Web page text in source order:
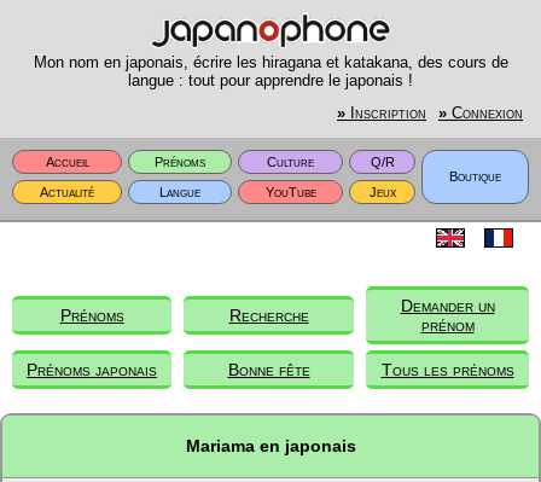
Mon nom en japonais, écrire les hiragana et katakana, des cours de
langue : tout pour apprendre le japonais !
» Inscription » Connexion
Accueil Prénoms Culture
Q/R
Boutique
Actualité
Langue YouTube Jeux
Prénoms Recherche
Demander un
prénom
Prénoms japonais Bonne fête Tous les prénoms
Mariama en japonais